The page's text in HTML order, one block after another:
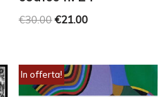
€30.00 €21.00
In offerta!